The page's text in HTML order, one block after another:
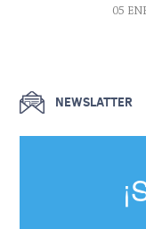
05
NEWSLATTER